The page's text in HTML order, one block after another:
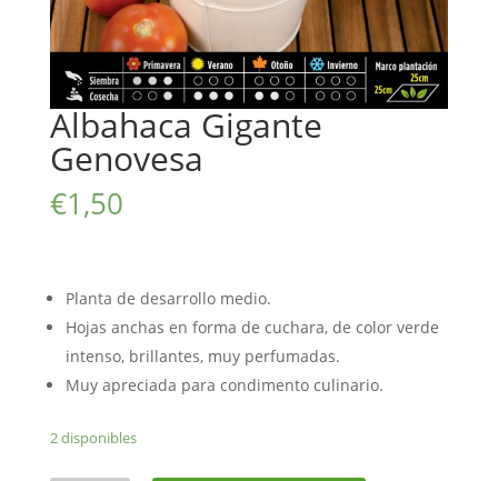
Albahaca Gigante
Genovesa
€1,50
Planta de desarrollo medio.
Hojas anchas en forma de cuchara, de color verde
intenso, brillantes, muy perfumadas.
Muy apreciada para condimento culinario.
2 disponibles